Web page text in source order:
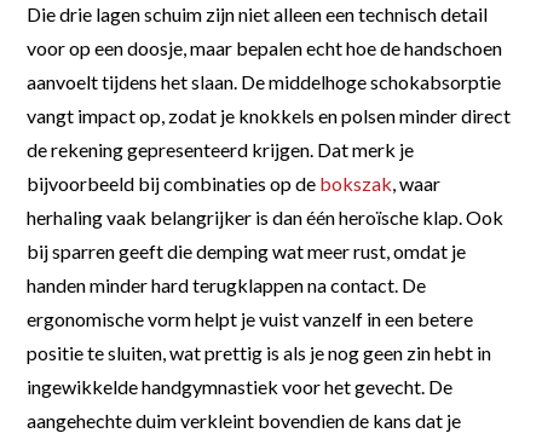
Die drie lagen schuim zijn niet alleen een technisch detail
voor op een doosje, maar bepalen echt hoe de handschoen
aanvoelt tijdens het slaan. De middelhoge schokabsorptie
vangt impact op, zodat je knokkels en polsen minder direct
de rekening gepresenteerd krijgen. Dat merk je
bijvoorbeeld bij combinaties op de bokszak, waar
herhaling vaak belangrijker is dan één heroïsche klap. Ook
bij sparren geeft die demping wat meer rust, omdat je
handen minder hard terugklappen na contact. De
ergonomische vorm helpt je vuist vanzelf in een betere
positie te sluiten, wat prettig is als je nog geen zin hebt in
ingewikkelde handgymnastiek voor het gevecht. De
aangehechte duim verkleint bovendien de kans dat je